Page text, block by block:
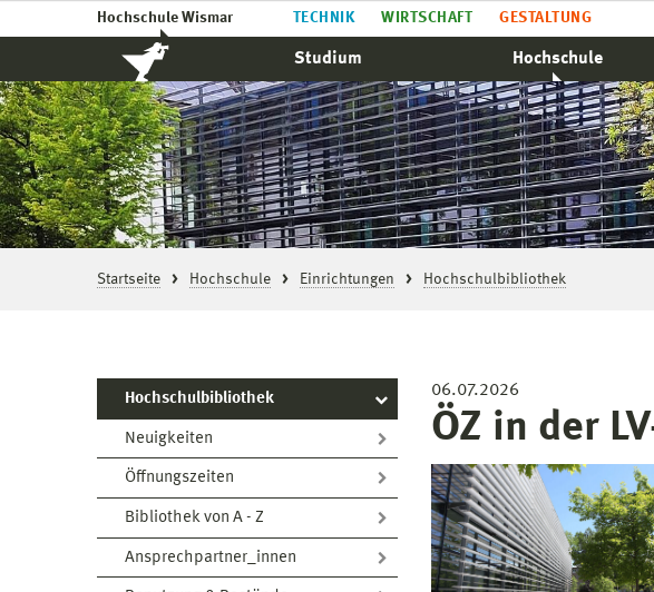
Hochschule Wismar TECHNIK WIRTSCHAFT GESTALTUNG
Studium Hochschule
Startseite Hochschule Einrichtungen Hochschulbibliothek
Hochschulbibliothek
Neuigkeiten
Öffnungszeiten
Bibliothek von A - Z
Ansprechpartner_innen
06.07.2026
ÖZ in der